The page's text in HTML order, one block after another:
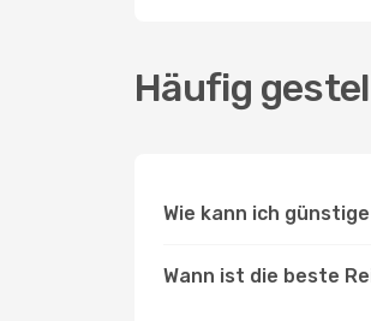
Häufig
Wie kann ich
Wann ist die beste